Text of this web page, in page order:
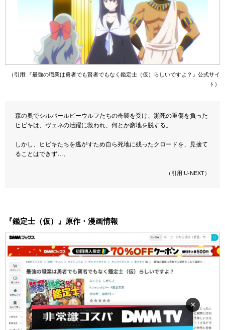
（引用:『最強の職業は勇者でも賢者でもなく鑑定士（仮）らしいですよ？』公式サイ
ト）
森の奥でシルバールビーウルフたちの奇襲を受け、瀕死の重傷を負った
ヒビキは、ヴェネの活躍に救われ、何とか窮地を脱する。
しかし、ヒビキたちを逃がすため自ら死地に残ったクロードを、見捨て
ることはできず…。
（引用:U-NEXT）
『鑑定士（仮）』原作・漫画情報
×